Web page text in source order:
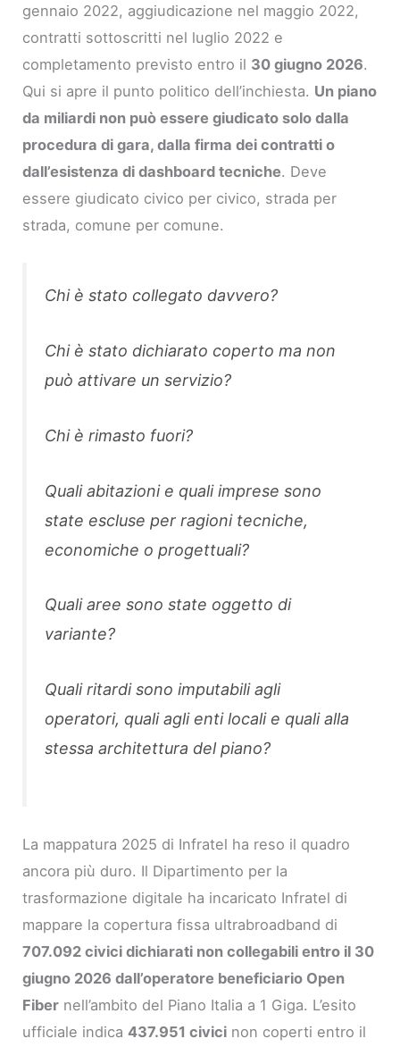
gennaio 2022, aggiudicazione nel maggio 2022,
contratti sottoscritti nel luglio 2022 e
completamento previsto entro il 30 giugno 2026.
Qui si apre il punto politico dell’inchiesta. Un piano
da miliardi non può essere giudicato solo dalla
procedura di gara, dalla firma dei contratti o
dall’esistenza di dashboard tecniche. Deve
essere giudicato civico per civico, strada per
strada, comune per comune.
Chi è stato collegato davvero?
Chi è stato dichiarato coperto ma non
può attivare un servizio?
Chi è rimasto fuori?
Quali abitazioni e quali imprese sono
state escluse per ragioni tecniche,
economiche o progettuali?
Quali aree sono state oggetto di
variante?
Quali ritardi sono imputabili agli
operatori, quali agli enti locali e quali alla
stessa architettura del piano?
La mappatura 2025 di Infratel ha reso il quadro
ancora più duro. Il Dipartimento per la
trasformazione digitale ha incaricato Infratel di
mappare la copertura fissa ultrabroadband di
707.092 civici dichiarati non collegabili entro il 30
giugno 2026 dall’operatore beneficiario Open
Fiber nell’ambito del Piano Italia a 1 Giga. L’esito
ufficiale indica437.951 civici non coperti entro il